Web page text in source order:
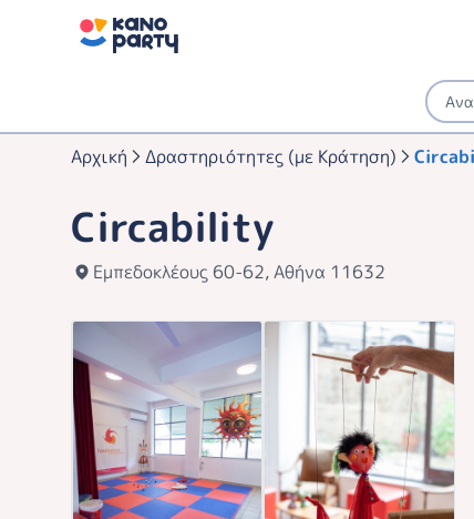
Αρχική Δραστηριότητες (με Κράτηση)
Circability
Εμπεδοκλέους 60-62, Αθήνα 11632